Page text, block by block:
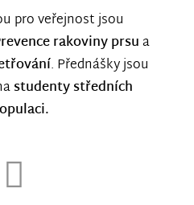
pro veřejnost jsou
rakoviny prsua
. Přednášky jsou
studenty středních